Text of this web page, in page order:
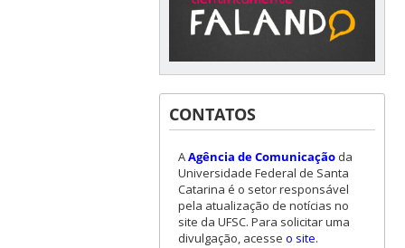
CONTATOS
AAgência de Comunicaçãoda
Universidade Federal de Santa
Catarina é o setor responsável
pela atualização de notícias no
site da UFSC. Para solicitar uma
divulgação, acesse o site.